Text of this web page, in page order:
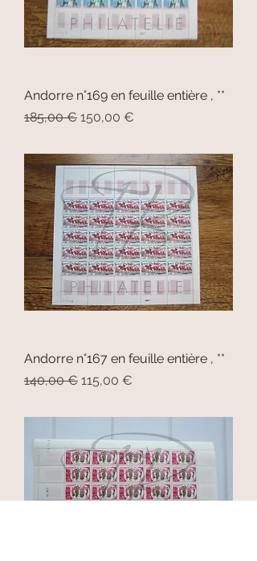
Andorre n°169 en feuille entière , **
Prix original
185,00 € Prix promotionnel
150,00 €
Andorre n°167 en feuille entière , **
Prix original
140,00 € Prix promotionnel
115,00 €